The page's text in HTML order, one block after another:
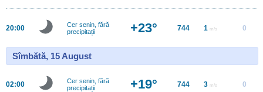
20:00
Cer senin, fără
precipitații
+23° 744 1 m/s 0
Sîmbătă, 15 August
02:00
Cer senin, fără
precipitații
+19° 744 3 m/s 0